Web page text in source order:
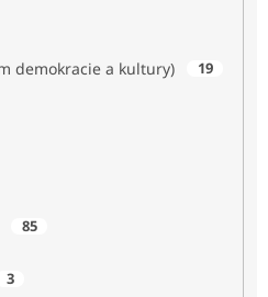
demokracie a kultury) 19
85
3